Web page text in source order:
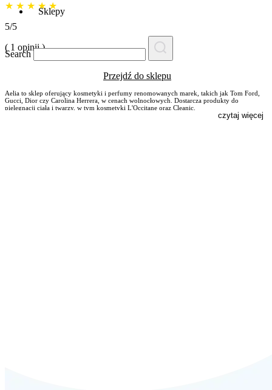
Sklepy
Search
★ ★ ★ ★ ★
5/5
( 1 opinii )
Przejdź do sklepu
Aelia to sklep oferujący kosmetyki i perfumy renomowanych marek, takich jak Tom Ford,
Gucci, Dior czy Carolina Herrera, w cenach wolnocłowych. Dostarcza produkty do
pielęgnacji ciała i twarzy, w tym kosmetyki L'Occitane oraz Cleanic.
czytaj więcej